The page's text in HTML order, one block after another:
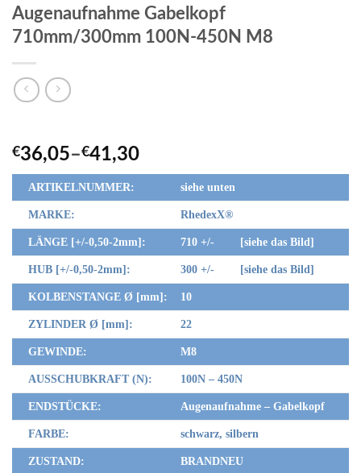
Augenaufnahme Gabelkopf
710mm/300mm 100N-450N M8
€36,05–€41,30
ARTIKELNUMMER: siehe unten
MARKE: RhedexX®
LÄNGE [+/-0,50-2mm]: 710 +/- [siehe das Bild]
HUB [+/-0,50-2mm]: 300 +/- [siehe das Bild]
KOLBENSTANGE Ø [mm]: 10
ZYLINDER Ø [mm]: 22
GEWINDE: M8
AUSSCHUBKRAFT (N): 100N – 450N
ENDSTÜCKE: Augenaufnahme – Gabelkopf
FARBE: schwarz, silbern
ZUSTAND: BRANDNEU